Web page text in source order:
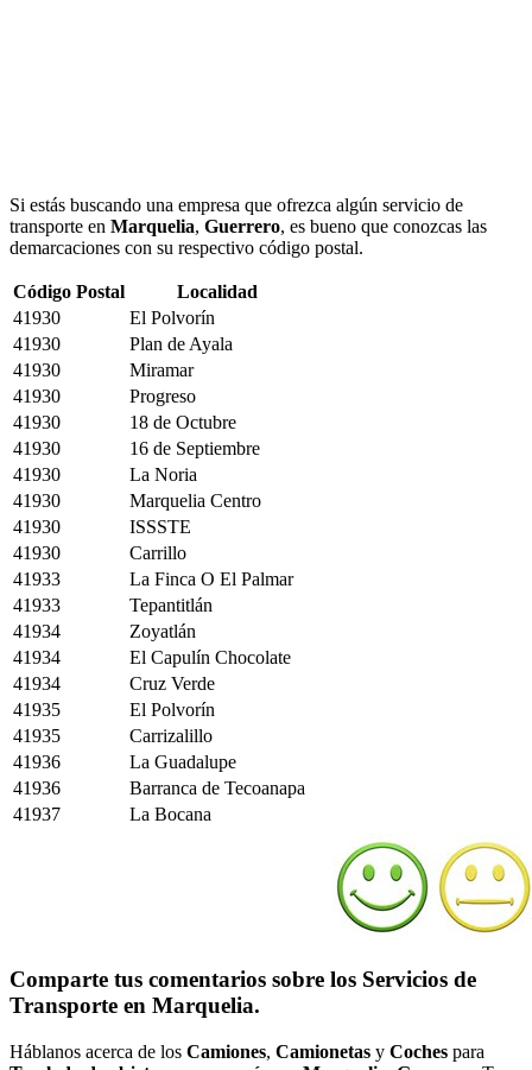
Si estás buscando una empresa que ofrezca algún servicio de
transporte en Marquelia, Guerrero, es bueno que conozcas las
demarcaciones con su respectivo código postal.
Código Postal
Localidad
41930
El Polvorín
41930
Plan de Ayala
41930
Miramar
41930
Progreso
41930
18 de Octubre
41930
16 de Septiembre
41930
La Noria
41930
Marquelia Centro
41930
ISSSTE
41930
Carrillo
41933
La Finca O El Palmar
41933
Tepantitlán
41934
Zoyatlán
41934
El Capulín Chocolate
41934
Cruz Verde
41935
El Polvorín
41935
Carrizalillo
41936
La Guadalupe
41936
Barranca de Tecoanapa
41937
La Bocana
Comparte tus comentarios sobre los Servicios de
Transporte en Marquelia.
Háblanos acerca de los Camiones, Camionetas y Coches para